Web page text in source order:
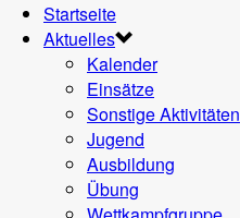
Startseite
Aktuelles
Kalender
Einsätze
Sonstige Aktivitäten
Jugend
Ausbildung
Übung